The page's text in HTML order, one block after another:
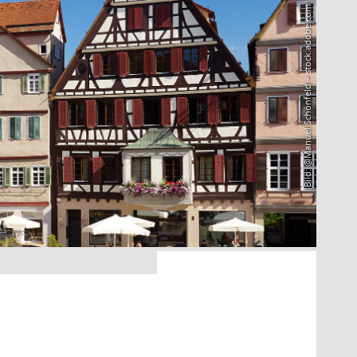
Bild: @Manuel Schönfeld – stock.adobe.com